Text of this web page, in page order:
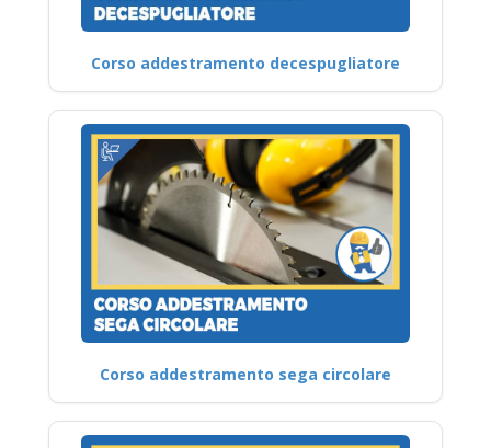
Corso addestramento decespugliatore
Corso addestramento sega circolare